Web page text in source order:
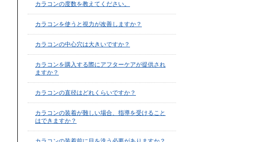
カラコンの度数を教えてください。
カラコンを使うと視力が改善しますか？
カラコンの中心穴は大きいですか？
カラコンを購入する際にアフターケアが提供され
ますか？
カラコンの直径はどれくらいですか？
カラコンの装着が難しい場合、指導を受けること
はできますか？